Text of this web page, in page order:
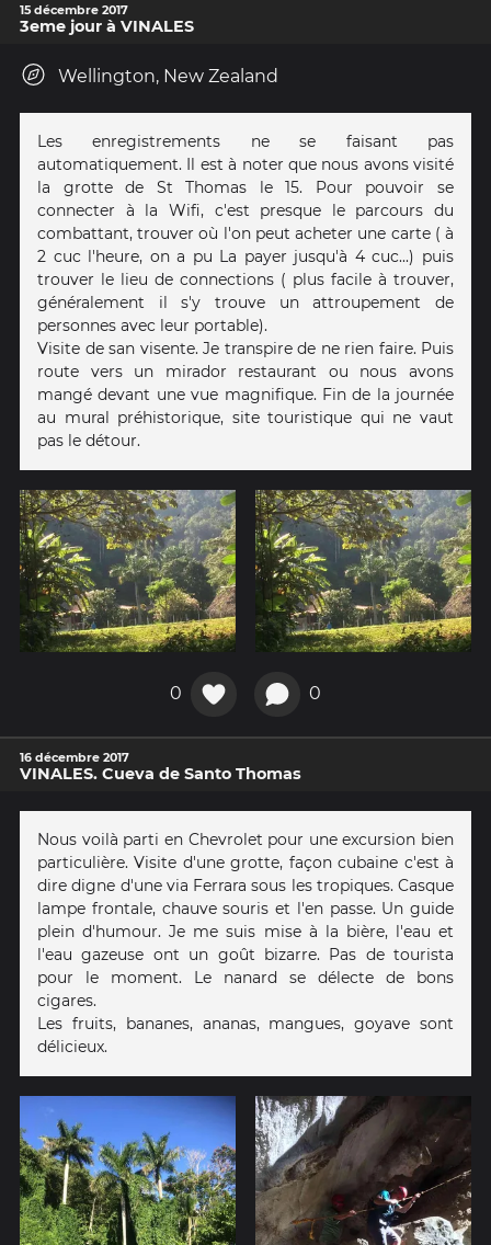
15 décembre 2017
3eme jour à VINALES
Wellington, New Zealand
Les enregistrements ne se faisant pas
automatiquement. Il est à noter que nous avons visité
la grotte de St Thomas le 15. Pour pouvoir se
connecter à la Wifi, c'est presque le parcours du
combattant, trouver où l'on peut acheter une carte ( à
2 cuc l'heure, on a pu La payer jusqu'à 4 cuc...) puis
trouver le lieu de connections ( plus facile à trouver,
généralement il s'y trouve un attroupement de
personnes avec leur portable).
Visite de san visente. Je transpire de ne rien faire. Puis
route vers un mirador restaurant ou nous avons
mangé devant une vue magnifique. Fin de la journée
au mural préhistorique, site touristique qui ne vaut
pas le détour.
0 0
16 décembre 2017
VINALES. Cueva de Santo Thomas
Nous voilà parti en Chevrolet pour une excursion bien
particulière. Visite d'une grotte, façon cubaine c'est à
dire digne d'une via Ferrara sous les tropiques. Casque
lampe frontale, chauve souris et l'en passe. Un guide
plein d'humour. Je me suis mise à la bière, l'eau et
l'eau gazeuse ont un goût bizarre. Pas de tourista
pour le moment. Le nanard se délecte de bons
cigares.
Les fruits, bananes, ananas, mangues, goyave sont
délicieux.